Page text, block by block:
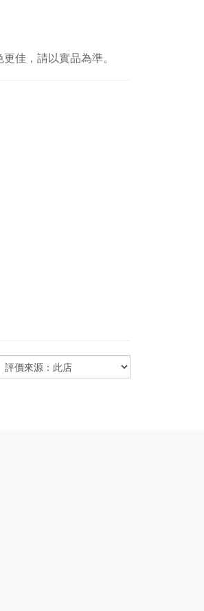
佳，請以實品為準。